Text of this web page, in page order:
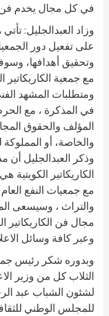
في كل مجال يخدم فن
وزاد العبدالجليل:
على تفعيل دور
وتحقيق أهدافها،
مع جمعية الكاريكاتير
ومتطلبات المشهد
في المذكرة ، مع
المؤلف والحقوق
والخاصة، أو
وذكر العبدالجليل أن
الكاريكاتير
مع جمعيات النفع
والتراث ، وسيسعى
مجال فن الكاريكاتير
وعبر كافة وسائل
وبدوره شكر رئيس
الثلاب كل من وزير
لشئون الشباب عبد
للمجلس الوطني